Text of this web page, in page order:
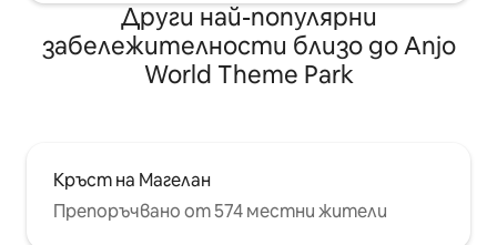
Други най-популярни
забележителности близо до Anjo
World Theme Park
Кръст на Магелан
Препоръчвано от 574 местни жители